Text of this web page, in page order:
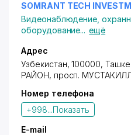
SOMRANT TECH
Видеонаблюдение,
оборудование... ещё
Адрес
Узбекистан, 100000,
РАЙОН, просп.
Номер телефона
+998...Показать
E-mail